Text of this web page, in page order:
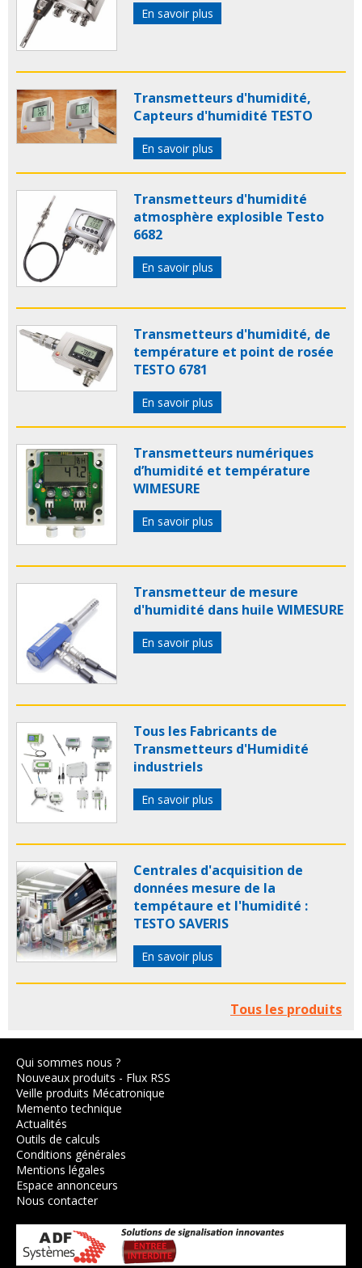
En savoir plus
Transmetteurs d'humidité,
Capteurs d'humidité TESTO
En savoir plus
Transmetteurs d'humidité
atmosphère explosible Testo
6682
En savoir plus
Transmetteurs d'humidité, de
température et point de rosée
TESTO 6781
En savoir plus
Transmetteurs numériques
d’humidité et température
WIMESURE
En savoir plus
Transmetteur de mesure
d'humidité dans huile WIMESURE
En savoir plus
Tous les Fabricants de
Transmetteurs d'Humidité
industriels
En savoir plus
Centrales d'acquisition de
données mesure de la
tempétaure et l'humidité :
TESTO SAVERIS
En savoir plus
Tous les produits
Qui sommes nous ?
Nouveaux produits - Flux RSS
Veille produits Mécatronique
Memento technique
Actualités
Outils de calculs
Conditions générales
Mentions légales
Espace annonceurs
Nous contacter